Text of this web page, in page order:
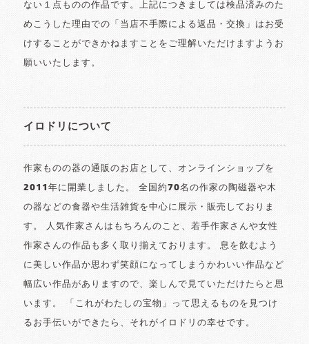
ない１点ものの作品です。上記につきましては検品済みのた
めこうした理由での「当店不手際による返品・交換」はお受
けすることができかねますことをご理解いただけますようお
願いいたします。
イロドリについて
作家ものの器の通販のお店として、オンラインショップを
2011年に開業しました。 全国約70名の作家の陶磁器や木
の器などの食器や生活雑貨を中心に展示・販売しておりま
す。 人気作家さんはもちろんのこと、若手作家さんや女性
作家さんの作品も多く取り揃えております。 息を飲むよう
に美しい作品か思わず笑顔になってしまうかわいい作品など
幅広い作品がありますので、楽しんで見ていただけたらと思
います。 「これがわたしの宝物」って思えるものを見つけ
るお手伝いができたら、それがイロドリの幸せです。